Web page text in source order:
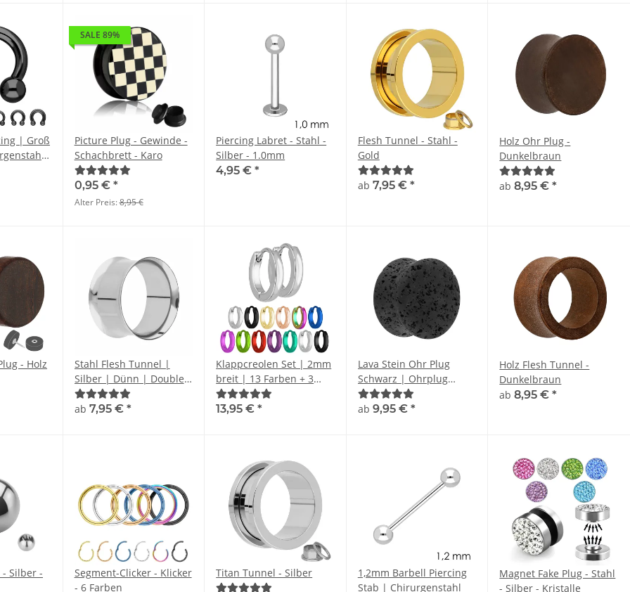
| Groß
SALE 89%
Picture Plug - Gewinde -
Schachbrett - Karo
0,95 € *
Alter Preis:8,95 €
Piercing Labret - Stahl -
Silber - 1.0mm
4,95 €*
Flesh Tunnel - Stahl -
Gold
ab 7,95 € *
Holz Ohr Plug -
Dunkelbraun
ab8,95 €*
- Holz
Stahl Flesh Tunnel |
Silber | Dünn | Double
Flared
ab 7,95 € *
Klappcreolen Set | 2mm
breit | 13 Farben + 3
Größen | Edelstahl
Ohrringe Paar
13,95 €*
Lava Stein Ohr Plug
Schwarz | Ohrplug
atmungsaktiv aus
Magma | Double Flared
ab 9,95 € *
Holz Flesh Tunnel -
Dunkelbraun
ab8,95 €*
- Silber -
Segment-Clicker - Klicker
- 6 Farben
Titan Tunnel - Silber
1,2mm Barbell Piercing
Stab | Chirurgenstahl
Magnet Fake Plug - Stahl
- Silber - Kristalle